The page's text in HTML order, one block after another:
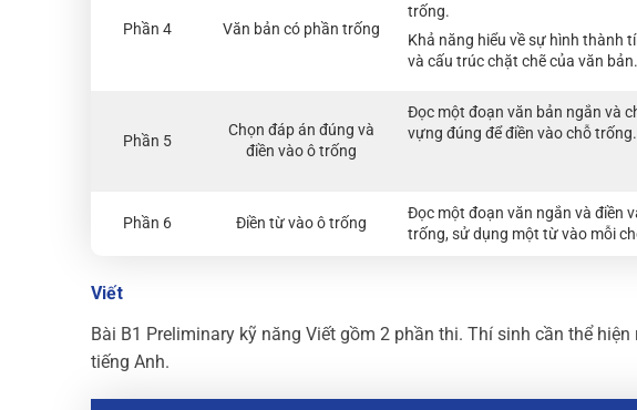
Phần 4 Văn bản có phần trống
trống.
Khả năng hiểu về sự hình thành
và cấu trúc chặt chẽ của văn bản.
Phần 5
Chọn đáp án đúng và
điền vào ô trống
Đọc một đoạn văn bản ngắn và
vựng đúng để điền vào chỗ trống.
Phần 6 Điền từ vào ô trống
Đọc một đoạn văn ngắn và điền
trống, sử dụng một từ vào mỗi
Viết
Bài B1 Preliminary kỹ năng Viết gồm 2 phần thi. Thí sinh cần thể
tiếng Anh.